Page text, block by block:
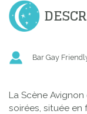
Bar Gay
La Scène
soirées, située en